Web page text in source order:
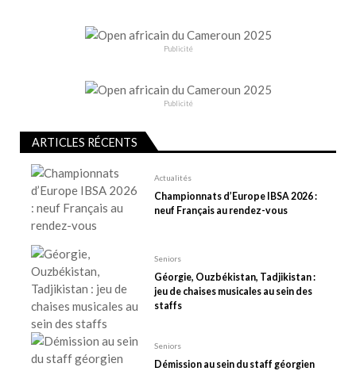
Publicité
Publicité
ARTICLES RÉCENTS
Actualités
Championnats d’Europe IBSA 2026 :
neuf Français au rendez-vous
Seniors
Géorgie, Ouzbékistan, Tadjikistan :
jeu de chaises musicales au sein des
staffs
Seniors
Démission au sein du staff géorgien